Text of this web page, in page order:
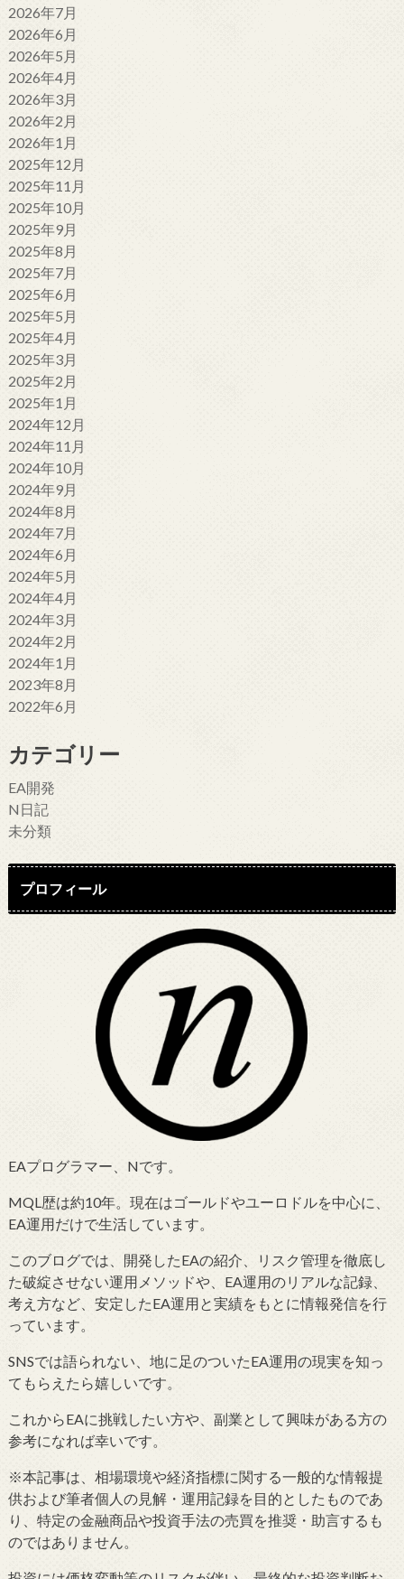
2026年7月
2026年6月
2026年5月
2026年4月
2026年3月
2026年2月
2026年1月
2025年12月
2025年11月
2025年10月
2025年9月
2025年8月
2025年7月
2025年6月
2025年5月
2025年4月
2025年3月
2025年2月
2025年1月
2024年12月
2024年11月
2024年10月
2024年9月
2024年8月
2024年7月
2024年6月
2024年5月
2024年4月
2024年3月
2024年2月
2024年1月
2023年8月
2022年6月
カテゴリー
EA開発
N日記
未分類
プロフィール
EAプログラマー、Nです。
MQL歴は約10年。現在はゴールドやユーロドルを中心に、
EA運用だけで生活しています。
このブログでは、開発したEAの紹介、リスク管理を徹底し
た破綻させない運用メソッドや、EA運用のリアルな記録、
考え方など、安定したEA運用と実績をもとに情報発信を行
っています。
SNSでは語られない、地に足のついたEA運用の現実を知っ
てもらえたら嬉しいです。
これからEAに挑戦したい方や、副業として興味がある方の
参考になれば幸いです。
※本記事は、相場環境や経済指標に関する一般的な情報提
供および筆者個人の見解・運用記録を目的としたものであ
り、特定の金融商品や投資手法の売買を推奨・助言するも
のではありません。